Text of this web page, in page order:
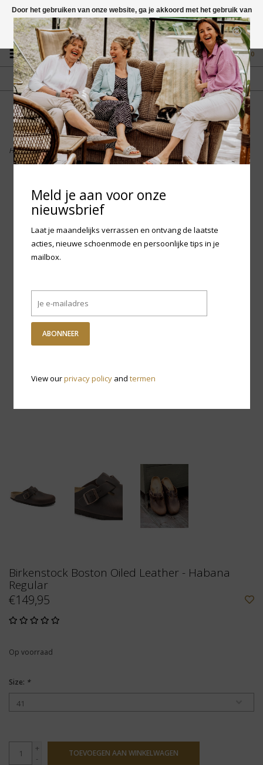
Vragen? App naar +31 58 250 1503
0
GRATIS VERZENDING NL
Vanaf € 75,-
FYSIEKE WINKEL
in Mantgum (frl)
fdad
Home>Birkenstock Boston Oiled Leather - Habana Regular
Birkenstock Boston Oiled Leather - Habana
Regular
€149,95
Op voorraad
Size: *
+
-
TOEVOEGEN AAN WINKELWAGEN
Door het gebruiken van onze website, ga je akkoord met het gebruik van
cookies om onze website te verbeteren.
Dit bericht verbergen
Meer over cookies »
Meld je aan voor onze
nieuwsbrief
Laat je maandelijks verrassen en ontvang de laatste
acties, nieuwe schoenmode en persoonlijke tips in je
mailbox.
ABONNEER
View ourprivacy policyand termen